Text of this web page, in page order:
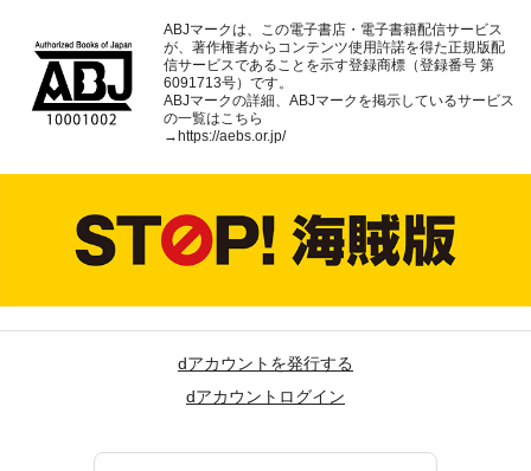
ABJマークは、この電子書店・電子書籍配信サービス
が、著作権者からコンテンツ使用許諾を得た正規版配
信サービスであることを示す登録商標（登録番号 第
6091713号）です。
ABJマークの詳細、ABJマークを掲示しているサービス
の一覧はこちら
→ https://aebs.or.jp/
dアカウントを発行する
dアカウントログイン